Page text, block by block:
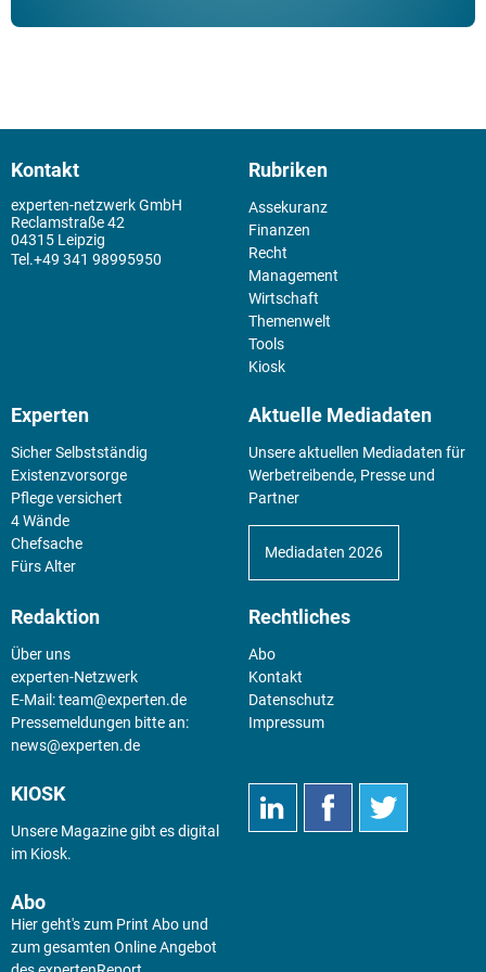
Kontakt
experten-netzwerk GmbH
Reclamstraße 42
04315 Leipzig
+49 341 98995950
Rubriken
Assekuranz
Finanzen
Recht
Management
Wirtschaft
Themenwelt
Tools
Kiosk
Experten
Sicher Selbstständig
Existenz­vorsorge
Pflege versichert
4 Wände
Chefsache
Fürs Alter
Aktuelle Mediadaten
Unsere aktuellen Mediadaten für
Werbetreibende, Presse und
Partner
Mediadaten 2026
Redaktion
Über uns
experten-Netzwerk
E-Mail:team@experten.de
Pressemeldungen bitte an:
news@experten.de
Rechtliches
Abo
Kontakt
Datenschutz
Impressum
KIOSK
Unsere Magazine gibt es digital
im Kiosk.
Abo
Hier geht's zum Print Abo und
zum gesamten Online Angebot